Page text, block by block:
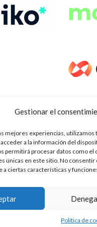
Gestionar el
mejores experiencias, utilizamos
a la información del
permitirá procesar datos como el
únicas en este sitio. No
a ciertas características y
Política de
(Ley 2/2023)
la Junta de Andalucía con n°
ofrecerte la mejor
qué cookies utilizamos o